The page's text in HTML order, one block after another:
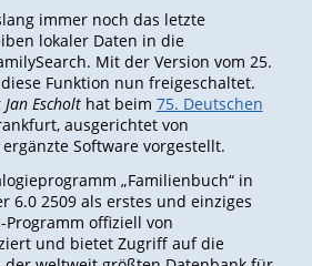
immer noch das letzte
lokaler Daten in die
Mit der Version vom 25.
Funktion nun freigeschaltet.
Jan Escholthat beim 75. Deutschen
ausgerichtet von
Software vorgestellt.
„Familienbuch“ in
6.0 2509 als erstes und einziges
offiziell von
und bietet Zugriff auf die